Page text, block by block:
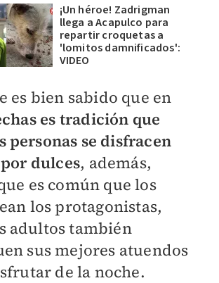
¡Un héroe! Zadrigman
llega a Acapulco para
repartir croquetas a
'lomitos damnificados':
VIDEO
es bien sabido que en
es tradición que
personas se disfracen
dulces, además,
es común que los
los protagonistas,
adultos también
sus mejores atuendos
de la noche.